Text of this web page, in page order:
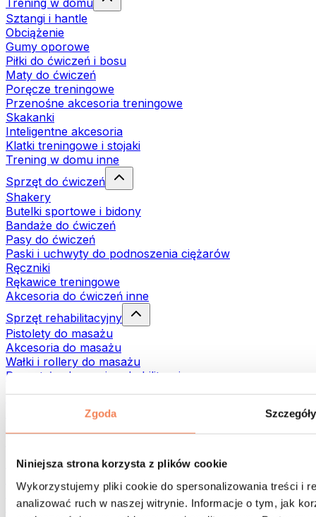
Zgoda Szczegóły
Niniejsza strona korzysta z plików cookie
Wykorzystujemy pliki cookie do spersonalizowania treści i
analizować ruch w naszej witrynie. Informacje o tym, jak
Trening w domu
Sztangi i hantle
Obciążenie
Gumy oporowe
Piłki do ćwiczeń i bosu
Maty do ćwiczeń
Poręcze treningowe
Przenośne akcesoria treningowe
Skakanki
Inteligentne akcesoria
Klatki treningowe i stojaki
Trening w domu inne
Sprzęt do ćwiczeń
Shakery
Butelki sportowe i bidony
Bandaże do ćwiczeń
Pasy do ćwiczeń
Paski i uchwyty do podnoszenia ciężarów
Ręczniki
Rękawice treningowe
Akcesoria do ćwiczeń inne
Sprzęt rehabilitacyjny
Pistolety do masażu
Akcesoria do masażu
Wałki i rollery do masażu
Pozostałe akcesoria rehabilitacyjne
Torby i plecaki
Torby na żywność i akcesoria
Akcesoria dopasowane do aktywności
Bieganie
Sporty walki
Kolarstwo